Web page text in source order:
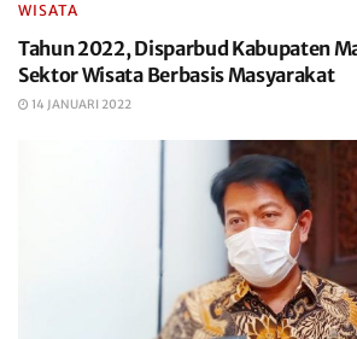
WISATA
Tahun 2022, Disparbud Kabupaten
Sektor Wisata Berbasis Masyarakat
14 JANUARI 2022